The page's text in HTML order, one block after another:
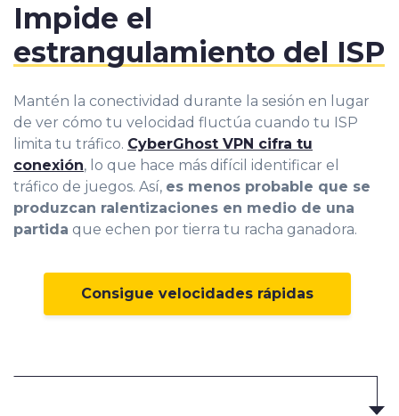
Impide el
estrangulamiento del ISP
Mantén la conectividad durante la sesión en lugar
de ver cómo tu velocidad fluctúa cuando tu ISP
limita tu tráfico. CyberGhost VPN cifra tu
conexión, lo que hace más difícil identificar el
tráfico de juegos. Así, es menos probable que se
produzcan ralentizaciones en medio de una
partida que echen por tierra tu racha ganadora.
Consigue velocidades rápidas